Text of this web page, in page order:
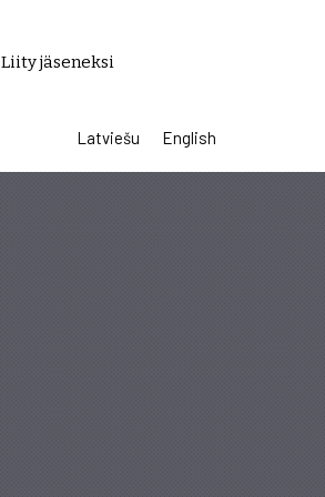
Liity jäseneksi
Latviešu English